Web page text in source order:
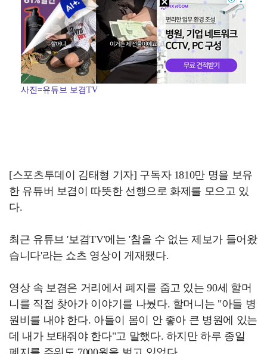
김혜성, 마이너리그 트리플A서 4경기 연속 무안타 침묵…
'오디세이'·'스파이더맨4', 박스오피스 투톱…기록 경…
사진=유튜브 보겸TV
[스포츠투데이 김태형 기자] 구독자 1810만 명을 보유
한 유튜버 보겸이 따뜻한 선행으로 화제를 모으고 있
다.
최근 유튜브 '보겸TV'에는 '참을 수 없는 제보가 들어왔
습니다'라는 쇼츠 영상이 게재됐다.
영상 속 보겸은 거리에서 폐지를 줍고 있는 90세 할머
니를 직접 찾아가 이야기를 나눴다. 할머니는 "아들 병
원비를 내야 한다. 아들이 몸이 안 좋아 큰 병원에 있는
데 내가 보태줘야 한다"고 말했다. 하지만 하루 종일